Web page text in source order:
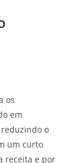
os
em
o
um curto
receita e por